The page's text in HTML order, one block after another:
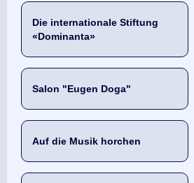
Die internationale Stiftung
«Dominanta»
Salon "Eugen Doga"
Auf die Musik horchen